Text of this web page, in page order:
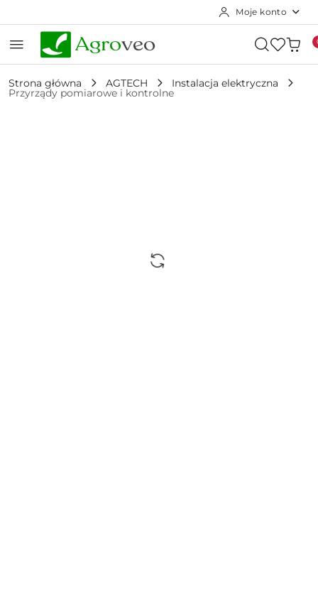
Moje konto
Strona główna AGTECH Instalacja elektryczna
Przyrządy pomiarowe i kontrolne